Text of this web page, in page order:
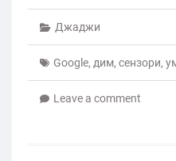
Джаджи
Google, дим, сензори,
Leave a comment